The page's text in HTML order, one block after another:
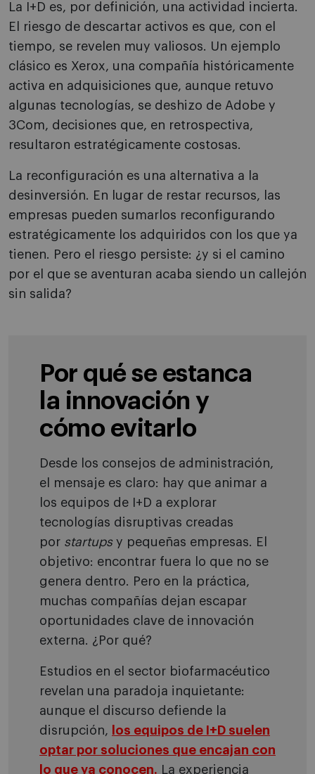
La I+D es, por definición, una actividad incierta.
El riesgo de descartar activos es que, con el
tiempo, se revelen muy valiosos. Un ejemplo
clásico es Xerox, una compañía históricamente
activa en adquisiciones que, aunque retuvo
algunas tecnologías, se deshizo de Adobe y
3Com, decisiones que, en retrospectiva,
resultaron estratégicamente costosas.
La reconfiguración es una alternativa a la
desinversión. En lugar de restar recursos, las
empresas pueden sumarlos reconfigurando
estratégicamente los adquiridos con los que ya
tienen. Pero el riesgo persiste: ¿y si el camino
por el que se aventuran acaba siendo un callejón
sin salida?
Por qué se estanca
la innovación y
cómo evitarlo
Desde los consejos de administración,
el mensaje es claro: hay que animar a
los equipos de I+D a explorar
tecnologías disruptivas creadas
por startupsy pequeñas empresas. El
objetivo: encontrar fuera lo que no se
genera dentro. Pero en la práctica,
muchas compañías dejan escapar
oportunidades clave de innovación
externa. ¿Por qué?
Estudios en el sector biofarmacéutico
revelan una paradoja inquietante:
aunque el discurso defiende la
disrupción,
los equipos de I+D suelen
optar por soluciones que encajan con
lo que ya conocen. La experiencia